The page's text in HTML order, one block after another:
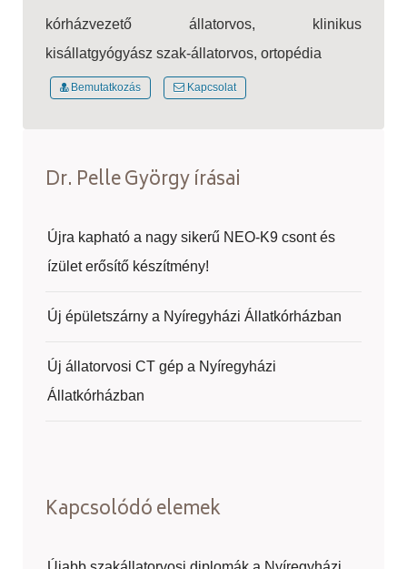
kórházvezető állatorvos, klinikus
kisállatgyógyász szak-állatorvos, ortopédia
Bemutatkozás Kapcsolat
Dr. Pelle György írásai
Újra kapható a nagy sikerű NEO-K9 csont és
ízület erősítő készítmény!
Új épületszárny a Nyíregyházi Állatkórházban
Új állatorvosi CT gép a Nyíregyházi
Állatkórházban
Kapcsolódó elemek